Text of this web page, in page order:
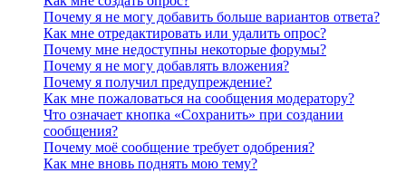
Почему я не могу добавить больше вариантов ответа?
Как мне отредактировать или удалить опрос?
Почему мне недоступны некоторые форумы?
Почему я не могу добавлять вложения?
Почему я получил предупреждение?
Как мне пожаловаться на сообщения модератору?
Что означает кнопка «Сохранить» при создании
сообщения?
Почему моё сообщение требует одобрения?
Как мне вновь поднять мою тему?